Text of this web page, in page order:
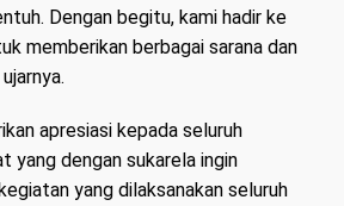
Dengan begitu, kami hadir ke
memberikan berbagai sarana dan
apresiasi kepada seluruh
yang dengan sukarela ingin
yang dilaksanakan seluruh